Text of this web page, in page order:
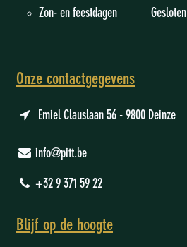
Zon- en feestdagen Gesloten
Onze contactgegevens
Emiel Clauslaan 56 - 9800 Deinze
info@pitt.be
+32 9 371 59 22
Blijf op de hoogte